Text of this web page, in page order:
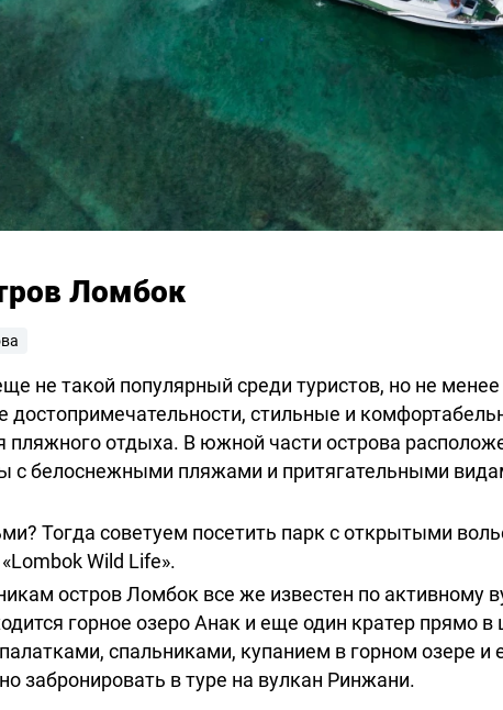
Ломбок
не такой популярный среди туристов, но не
достопримечательности, стильные и
пляжного отдыха. В южной части острова
с белоснежными пляжами и притягательными
Тогда советуем посетить парк с открытыми
Wild Life».
остров Ломбок все же известен по активному
горное озеро Анак и еще один кратер прямо в
спальниками, купанием в горном озере и
забронировать в туре на вулкан Ринжани.